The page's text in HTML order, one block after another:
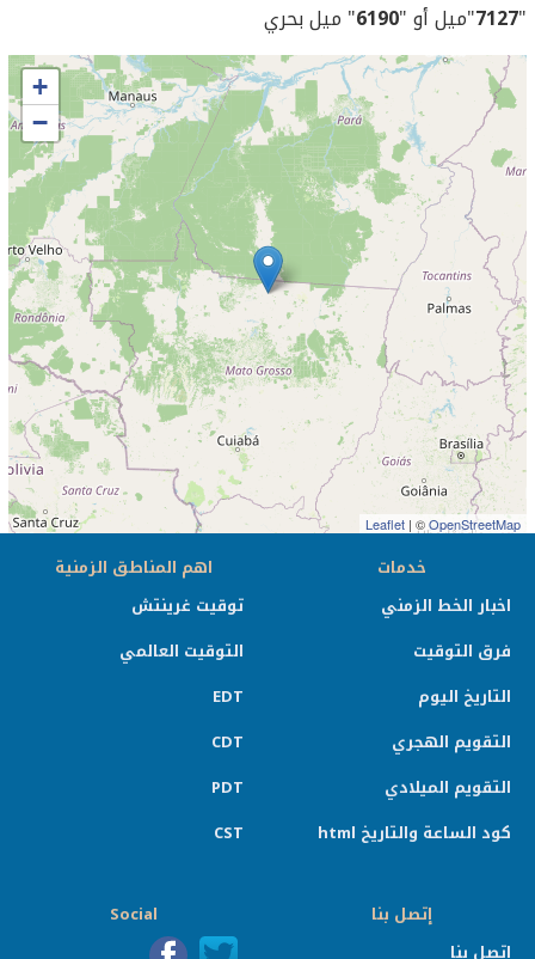
"
7127"ميل أو "6190" ميل بحري
+
−
Leaflet | ©OpenStreetMap
خدمات
اخبار الخط الزمني
فرق التوقيت
التاريخ اليوم
التقويم الهجري
التقويم الميلادي
كود الساعة والتاريخ html
اهم المناطق الزمنية
توقيت غرينتش
التوقيت العالمي
EDT
CDT
PDT
CST
إتصل بنا
إتصل بنا
Social